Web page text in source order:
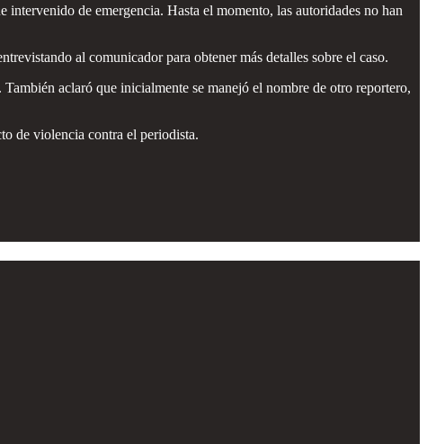
de emergencia. Hasta el momento, las autoridades no han
al comunicador para obtener más detalles sobre el caso.
aclaró que inicialmente se manejó el nombre de otro reportero,
de violencia contra el periodista.